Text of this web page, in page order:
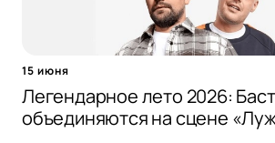
15 июня
Легендарное лето 2026:
объединяются на сцене